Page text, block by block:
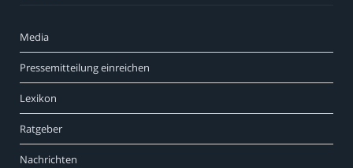
Media
Pressemitteilung einreichen
Lexikon
Ratgeber
Nachrichten